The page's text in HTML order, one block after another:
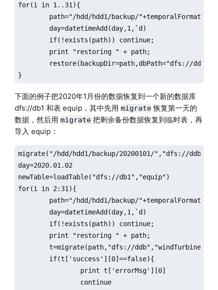
for(i in 1..31){
}
下面的例子把2020年1月份的数据恢复到一个新的数据库
dfs://db1 和表 equip，其中先用 migrate恢复第一天的
数据，然后用 migrate把剩余备份数据恢复到临时表，再
导入 equip：
migrate("/hdd/hdd1/backup/20200101/","dfs://
day=2020.01.02
newTable=loadTable("dfs://db1","equip")
for(i in 2:31){